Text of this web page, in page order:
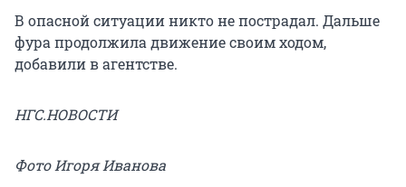
В опасной ситуации никто не пострадал. Дальше
фура продолжила движение своим ходом,
добавили в агентстве.
НГС.НОВОСТИ
Фото Игоря Иванова